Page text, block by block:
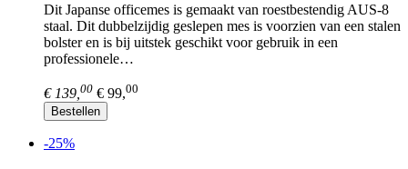
Dit Japanse officemes is gemaakt van roestbestendig AUS-8
staal. Dit dubbelzijdig geslepen mes is voorzien van een stalen
bolster en is bij uitstek geschikt voor gebruik in een
professionele…
€ 139, 00 € 99,00
Bestellen
-25%